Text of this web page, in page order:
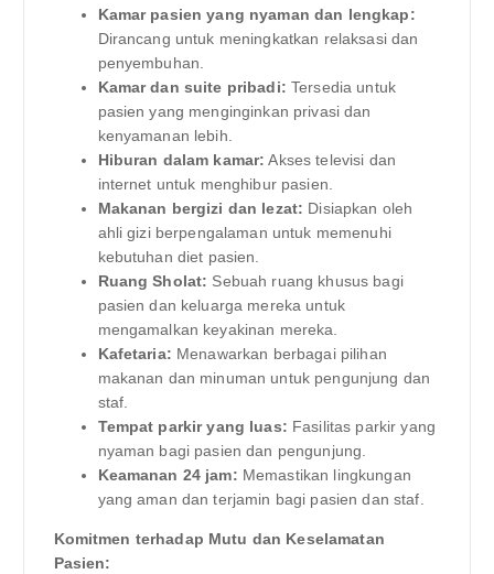
Kamar pasien yang nyaman dan lengkap:
Dirancang untuk meningkatkan relaksasi dan
penyembuhan.
Kamar dan suite pribadi: Tersedia untuk
pasien yang menginginkan privasi dan
kenyamanan lebih.
Hiburan dalam kamar: Akses televisi dan
internet untuk menghibur pasien.
Makanan bergizi dan lezat: Disiapkan oleh
ahli gizi berpengalaman untuk memenuhi
kebutuhan diet pasien.
Ruang Sholat: Sebuah ruang khusus bagi
pasien dan keluarga mereka untuk
mengamalkan keyakinan mereka.
Kafetaria: Menawarkan berbagai pilihan
makanan dan minuman untuk pengunjung dan
staf.
Tempat parkir yang luas: Fasilitas parkir yang
nyaman bagi pasien dan pengunjung.
Keamanan 24 jam: Memastikan lingkungan
yang aman dan terjamin bagi pasien dan staf.
Komitmen terhadap Mutu dan Keselamatan
Pasien: